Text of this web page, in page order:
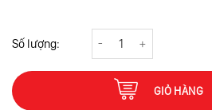
Máy Rửa Bát Junger Leopard DWJ-183-VG
GIỎ HÀNG